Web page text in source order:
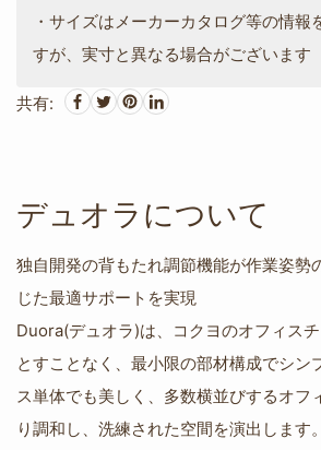
・サイズはメーカーカタログ等の情報
すが、実寸と異なる場合がございます
共有:
デュオラについて
独自開発の背もたれ調節機能が作業姿勢
じた最適サポートを実現
Duora(デュオラ)は、コクヨのオフィス
とすことなく、最小限の部材構成でシン
ス単体でも美しく、多数横並びするオフ
り調和し、洗練された空間を演出します